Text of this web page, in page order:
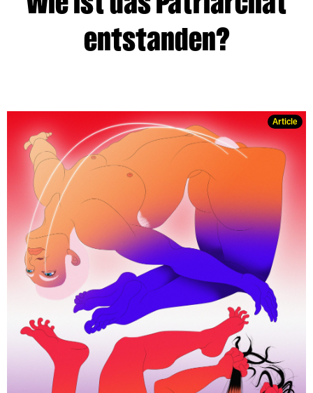
Article
Wie ist das Patriarchat
entstanden?